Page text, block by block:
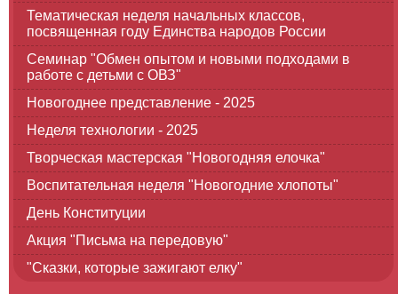
Тематическая неделя начальных классов,
посвященная году Единства народов России
Семинар "Обмен опытом и новыми подходами в
работе с детьми с ОВЗ"
Новогоднее представление - 2025
Неделя технологии - 2025
Творческая мастерская "Новогодняя елочка"
Воспитательная неделя "Новогодние хлопоты"
День Конституции
Акция "Письма на передовую"
"Сказки, которые зажигают елку"